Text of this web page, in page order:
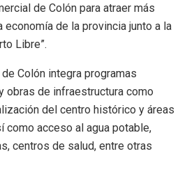
de Colón para atraer más
de la provincia junto a la
Libre”.
Colón integra programas
obras de infraestructura como
del centro histórico y áreas
como acceso al agua potable,
centros de salud, entre otras